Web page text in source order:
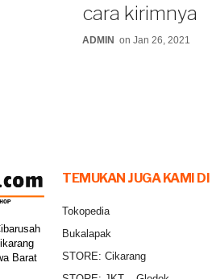
cara kirimnya
ADMIN on Jan 26, 2021
Barat
TEMUKAN JUGA KAMI DI
Tokopedia
Bukalapak
STORE: Cikarang